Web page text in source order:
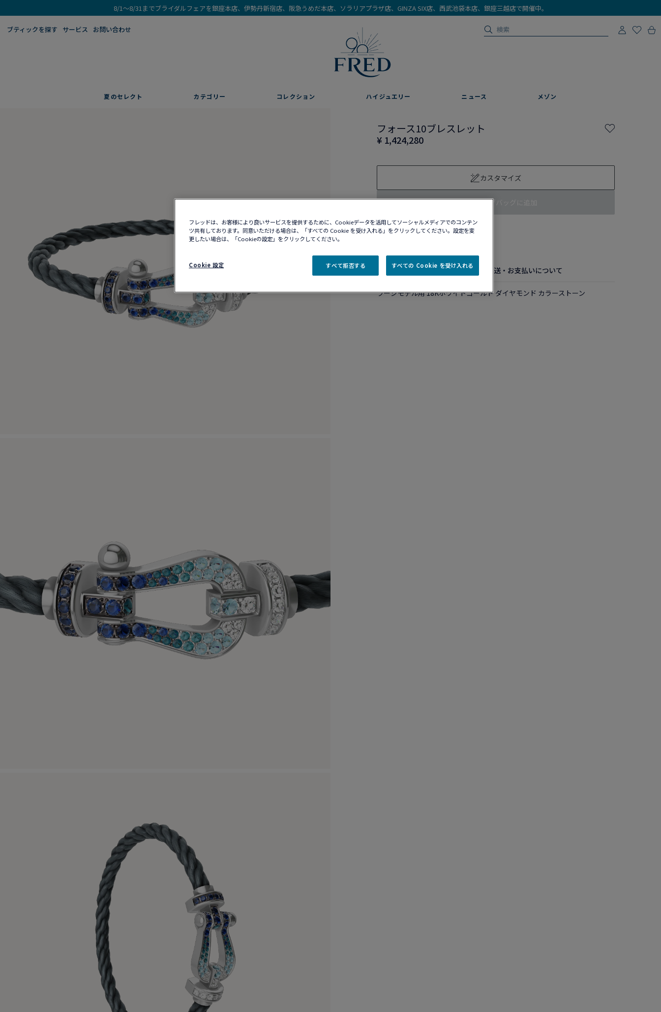
8/1～8/31までブライダルフェアを銀座本店、伊勢丹新宿店、阪急うめだ本店、ソラリアプラザ店、GINZA SIX店、西武池袋本店、銀座三越店で開催中。
ブティックを探す​ サービス お問い合わせ
夏のセレクト カテゴリー コレクション ハイジュエリー ニュース メゾン
フォース10ブレスレット
¥ 1,424,280
カスタマイズ
ショッピングバッグに追加
10営業日以内に発送
ブティックの在庫を確認する​
商品説明 詳細​ お手入れ方法 配送・お支払いについて
ラージモデル用 18Kホワイトゴールド ダイヤモンド カラーストーン
フレッドは、お客様により良いサービスを提供するために、Cookieデータを活用してソーシャルメディアでのコンテン
ツ共有しております。同意いただける場合は、「すべての Cookie を受け入れる」をクリックしてください。設定を変
更したい場合は、「Cookieの設定」をクリックしてください。
Cookie 設定 すべて拒否する すべての Cookie を受け入れる